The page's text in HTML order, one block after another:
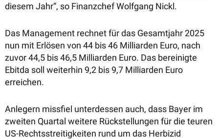
diesem Jahr“, so Finanzchef Wolfgang Nickl.
Das Management rechnet für das Gesamtjahr 2025
nun mit Erlösen von 44 bis 46 Milliarden Euro, nach
zuvor 44,5 bis 46,5 Milliarden Euro. Das bereinigte
Ebitda soll weiterhin 9,2 bis 9,7 Milliarden Euro
erreichen.
Anlegern missfiel unterdessen auch, dass Bayer im
zweiten Quartal weitere Rückstellungen für die teuren
US-Rechtsstreitigkeiten rund um das Herbizid